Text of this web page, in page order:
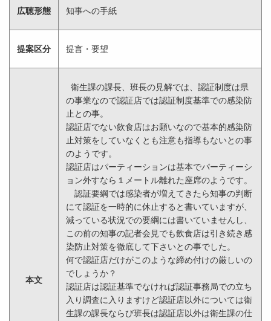
広聴形態 知事への手紙
提案区分 提言・要望
本文
衛生課の課長、班長の見解では、認証制度は県
の事業なので認証店では認証制度基準での感染防
止との事。
認証店でない飲食店はお願いなので基本的感染防
止対策をしていなくとも注意も指導もないとの事
のようです。
認証店はパーティーションは基本でパーティーシ
ョン外すなら１メートル離れた座席のようです。
認証要綱では感染者が増えてきたら知事の判断
にて認証を一時的に休止すると書いていますが、
減っている状況での要綱には書いていませんし、
この前の知事の記者会見でも飲食店は引き続き感
染防止対策を徹底して下さいとの事でした。
何で認証店だけがこのような締め付けの厳しいの
でしょうか？
認証店は認証基準でなければ認証事務局での立ち
入り調査に入りますけど認証店以外については衛
生課の課長ならび班長は認証店以外は衛生課の仕